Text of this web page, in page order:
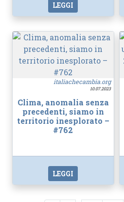
LEGGI
italiachecambia.org
10.07.2023
Clima, anomalia senza
precedenti, siamo in
territorio inesplorato –
#762
LEGGI